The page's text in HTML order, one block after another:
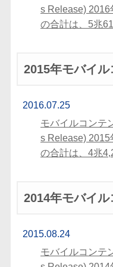
s Release) 2016
の合計は、5兆
2015年モバイ
2016.07.25
モバイルコンテ
s Release) 2015
の合計は、4兆
2014年モバイ
2015.08.24
モバイルコンテ